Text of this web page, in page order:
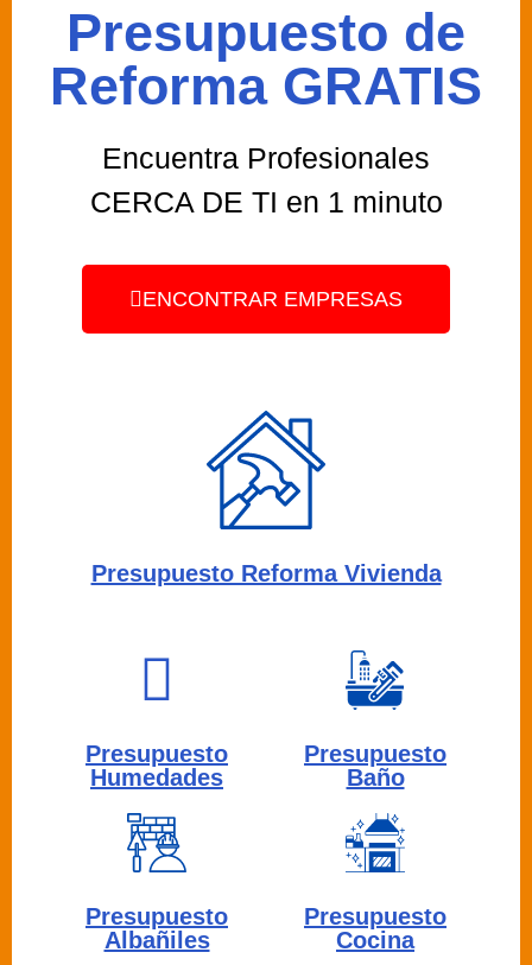
Presupuesto de
Reforma GRATIS
Encuentra Profesionales
CERCA DE TI en 1 minuto
ENCONTRAR EMPRESAS
Presupuesto Reforma Vivienda
Presupuesto
Humedades
Presupuesto
Baño
Presupuesto
Albañiles
Presupuesto
Cocina